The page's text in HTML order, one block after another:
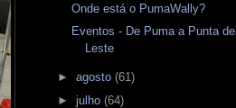
Onde está o PumaWally?
Eventos - De Puma a Punta del
Leste
► agosto (61)
► julho (64)